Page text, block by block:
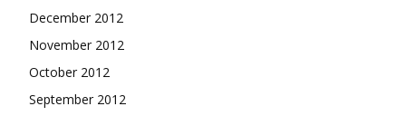
December 2012
November 2012
October 2012
September 2012